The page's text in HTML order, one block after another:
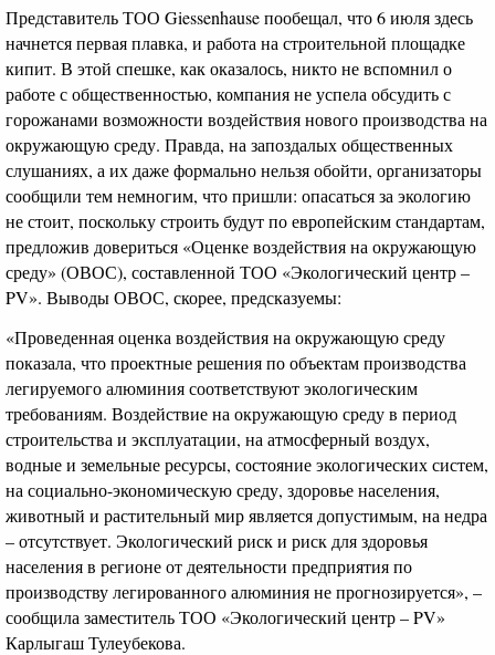
Представитель ТОО Giessenhause пообещал, что 6 июля здесь
начнется первая плавка, и работа на строительной площадке
кипит. В этой спешке, как оказалось, никто не вспомнил о
работе с общественностью, компания не успела обсудить с
горожанами возможности воздействия нового производства на
окружающую среду. Правда, на запоздалых общественных
слушаниях, а их даже формально нельзя обойти, организаторы
сообщили тем немногим, что пришли: опасаться за экологию
не стоит, поскольку строить будут по европейским стандартам,
предложив довериться «Оценке воздействия на окружающую
среду» (ОВОС), составленной ТОО «Экологический центр –
PV». Выводы ОВОС, скорее, предсказуемы:
«Проведенная оценка воздействия на окружающую среду
показала, что проектные решения по объектам производства
легируемого алюминия соответствуют экологическим
требованиям. Воздействие на окружающую среду в период
строительства и эксплуатации, на атмосферный воздух,
водные и земельные ресурсы, состояние экологических систем,
на социально-экономическую среду, здоровье населения,
животный и растительный мир является допустимым, на недра
– отсутствует. Экологический риск и риск для здоровья
населения в регионе от деятельности предприятия по
производству легированного алюминия не прогнозируется», –
сообщила заместитель ТОО «Экологический центр – PV»
Карлыгаш Тулеубекова.